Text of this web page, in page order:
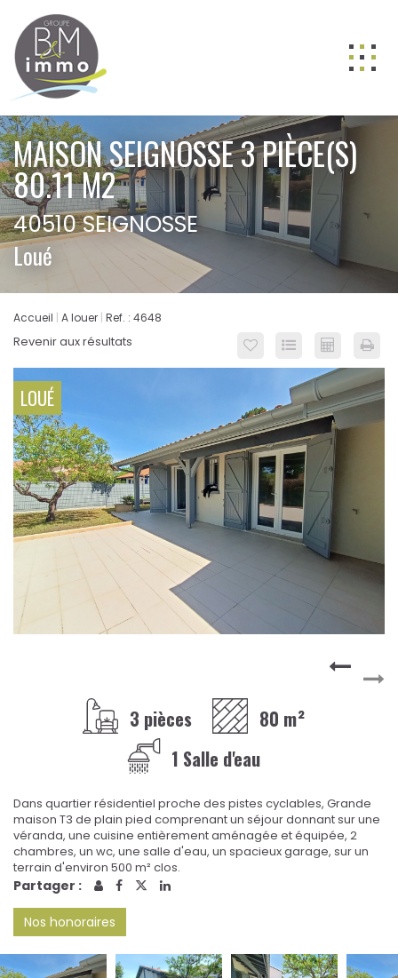
ACHETER
LOUER
VENDRE
GESTION
NOS AGENCES
Nos équipes
BIENS VENDUS
MAISON SEIGNOSSE 3 PIÈCE(S)
80.11 M2
40510 SEIGNOSSE
Loué
Accueil A louer Ref. : 4648
Revenir aux résultats
LOUÉ
3 pièces
80 m²
1 Salle d'eau
Dans quartier résidentiel proche des pistes cyclables, Grande
maison T3 de plain pied comprenant un séjour donnant sur une
véranda, une cuisine entièrement aménagée et équipée, 2
chambres, un wc, une salle d'eau, un spacieux garage, sur un
terrain d'environ 500 m² clos.
Partager :
Nos honoraires